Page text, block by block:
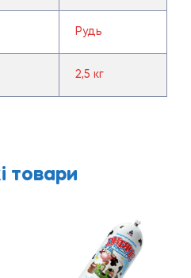
Рудь
2,5 кг
товари